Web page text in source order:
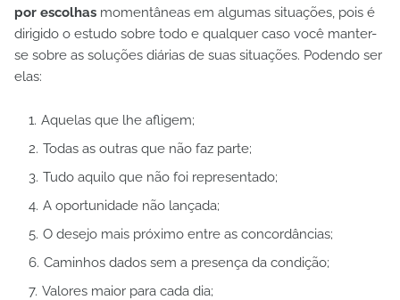
por escolhas momentâneas em algumas situações, pois é
dirigido o estudo sobre todo e qualquer caso você manter-
se sobre as soluções diárias de suas situações. Podendo ser
elas:
Aquelas que lhe afligem;
Todas as outras que não faz parte;
Tudo aquilo que não foi representado;
A oportunidade não lançada;
O desejo mais próximo entre as concordâncias;
Caminhos dados sem a presença da condição;
Valores maior para cada dia;